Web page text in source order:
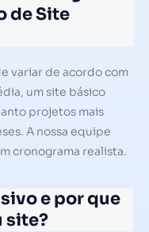
de Site
variar de acordo com
um site básico
projetos mais
A nossa equipe
cronograma realista.
e por que
site?